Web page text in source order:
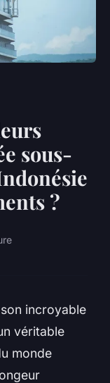
sous-
?
incroyable
véritable
monde